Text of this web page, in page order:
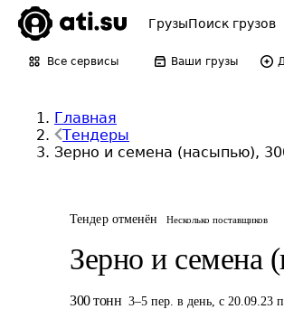
ГрузыПоиск грузов
Все сервисы Ваши грузы
Главная
Тендеры
Зерно и семена (насыпью),
Тендер отменён Несколько поставщиков
Зерно и семена
300 тонн 3–5 пер. в день, с 20.09.23